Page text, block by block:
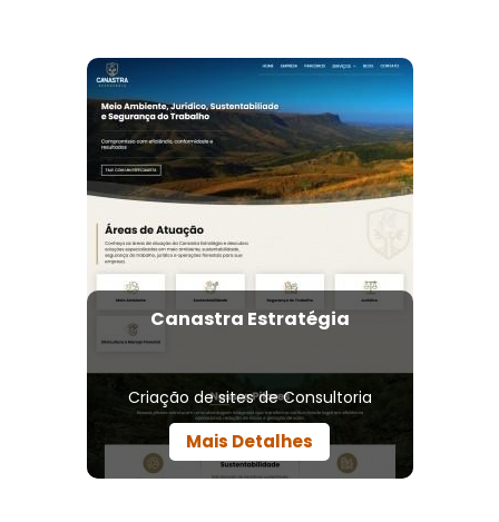
Canastra Estratégia
Criação de sites de Consultoria
Mais Detalhes